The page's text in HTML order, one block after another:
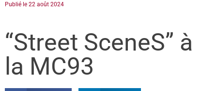
Publié le 22 août 2024
“Street SceneS” à
la MC93